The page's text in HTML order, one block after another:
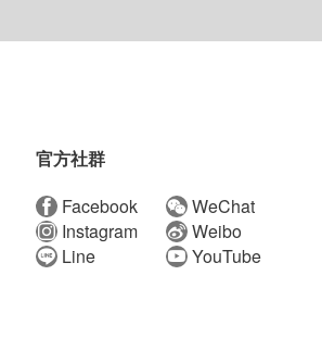
官方社群
Facebook
WeChat
Instagram
Weibo
Line
YouTube